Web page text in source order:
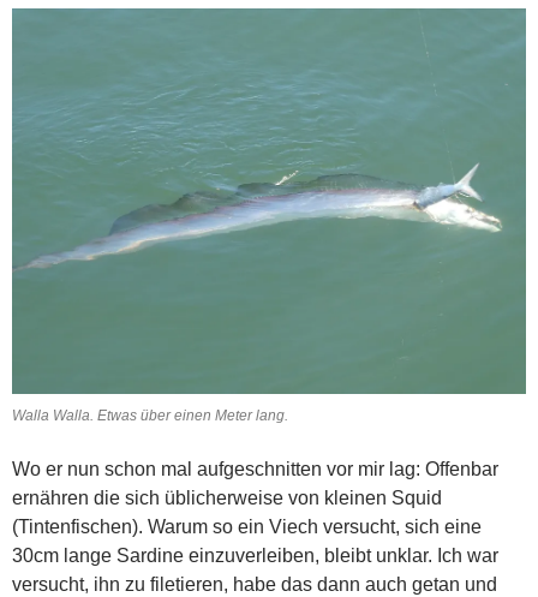
Walla Walla. Etwas über einen Meter lang.
Wo er nun schon mal aufgeschnitten vor mir lag: Offenbar
ernähren die sich üblicherweise von kleinen Squid
(Tintenfischen). Warum so ein Viech versucht, sich eine
30cm lange Sardine einzuverleiben, bleibt unklar. Ich war
versucht, ihn zu filetieren, habe das dann auch getan und